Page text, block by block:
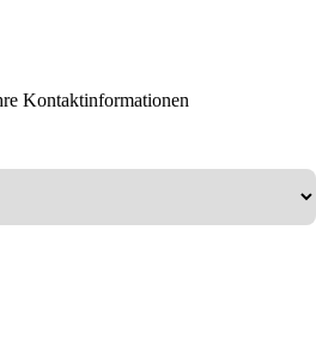
Kontaktinformationen